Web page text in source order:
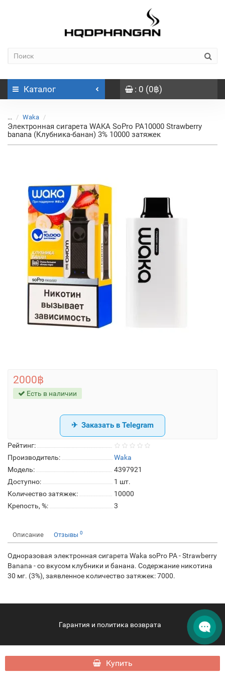
Каталог : 0 (0฿)
... Waka
Электронная сигарета WAKA SoPro PA10000 Strawberry
banana (Клубника-банан) 3% 10000 затяжек
Рейтинг:
Производитель:
Waka
Модель:
4397921
Доступно:
1 шт.
Количество затяжек:
10000
Крепость, %:
3
2000฿
Есть в наличии
Купить
Заказать в Telegram
Описание Отзывы 0
Одноразовая электронная сигарета Waka soPro PA - Strawberry
Banana - со вкусом клубники и банана. Содержание никотина
30 мг. (3%), заявленное количество затяжек: 7000.
Гарантия и политика возврата
hqdphangan.com - HQD Phangan © 2026